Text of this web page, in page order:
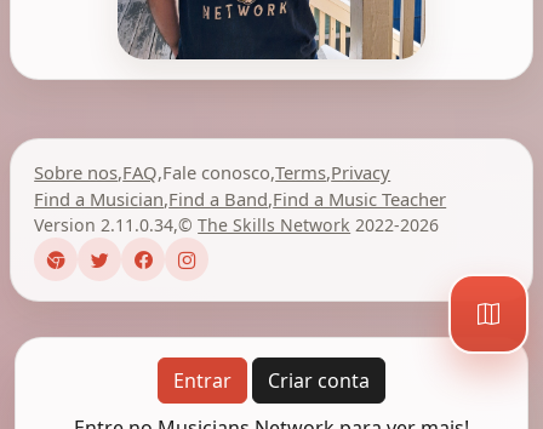
Sobre nos,FAQ,Fale conosco,Terms,Privacy
Find a Musician,Find a Band,Find a Music Teacher
Version 2.11.0.34,©The Skills Network 2022-2026
Entrar
Criar conta